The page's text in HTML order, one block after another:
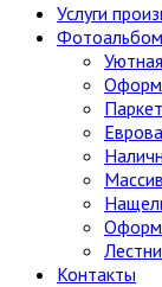
Услуги
Фотоальбом
Контакты